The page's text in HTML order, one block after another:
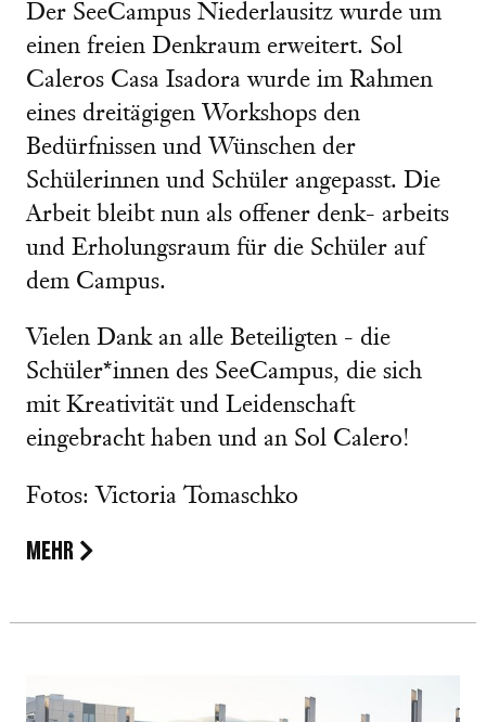
Der SeeCampus Niederlausitz wurde um
einen freien Denkraum erweitert. Sol
Caleros Casa Isadora wurde im Rahmen
eines dreitägigen Workshops den
Bedürfnissen und Wünschen der
Schülerinnen und Schüler angepasst. Die
Arbeit bleibt nun als offener denk- arbeits
und Erholungsraum für die Schüler auf
dem Campus.
Vielen Dank an alle Beteiligten - die
Schüler*innen des SeeCampus, die sich
mit Kreativität und Leidenschaft
eingebracht haben und an Sol Calero!
Fotos: Victoria Tomaschko
MEHR